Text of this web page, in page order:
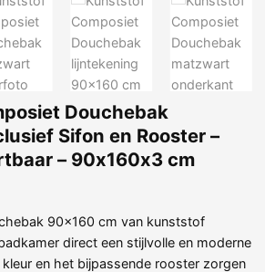
Douchebak
Sifon en Rooster –
– 90x160x3 cm
90×160 cm van kunststof
direct een stijlvolle en moderne
en het bijpassende rooster zorgen